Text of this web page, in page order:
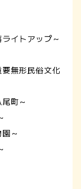
イトアップ～
無形民俗文化
町～
～